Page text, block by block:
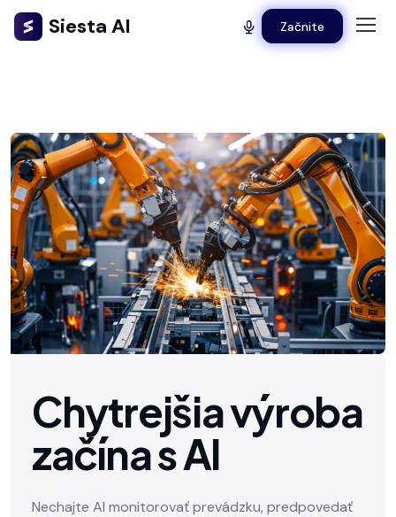
Siesta AI Začnite
Chytrejšia výroba
začína s AI
Nechajte AI monitorovať prevádzku, predpovedať